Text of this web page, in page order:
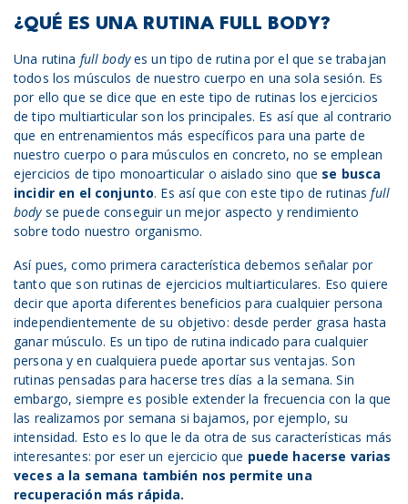
¿QUÉ ES UNA RUTINA FULL BODY?
Una rutina full bodyes un tipo de rutina por el que se trabajan
todos los músculos de nuestro cuerpo en una sola sesión. Es
por ello que se dice que en este tipo de rutinas los ejercicios
de tipo multiarticular son los principales. Es así que al contrario
que en entrenamientos más específicos para una parte de
nuestro cuerpo o para músculos en concreto, no se emplean
ejercicios de tipo monoarticular o aislado sino que se busca
incidir en el conjunto. Es así que con este tipo de rutinasfull
body se puede conseguir un mejor aspecto y rendimiento
sobre todo nuestro organismo.
Así pues, como primera característica debemos señalar por
tanto que son rutinas de ejercicios multiarticulares. Eso quiere
decir que aporta diferentes beneficios para cualquier persona
independientemente de su objetivo: desde perder grasa hasta
ganar músculo. Es un tipo de rutina indicado para cualquier
persona y en cualquiera puede aportar sus ventajas. Son
rutinas pensadas para hacerse tres días a la semana. Sin
embargo, siempre es posible extender la frecuencia con la que
las realizamos por semana si bajamos, por ejemplo, su
intensidad. Esto es lo que le da otra de sus características más
interesantes: por eser un ejercicio que puede hacerse varias
veces a la semana también nos permite una
recuperación más rápida.